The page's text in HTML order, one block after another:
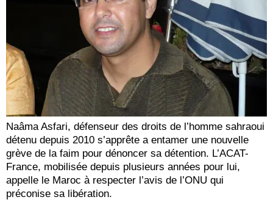
Naâma Asfari, défenseur des droits de l’homme sahraoui
détenu depuis 2010 s’apprête a entamer une nouvelle
grève de la faim pour dénoncer sa détention. L’ACAT-
France, mobilisée depuis plusieurs années pour lui,
appelle le Maroc à respecter l’avis de l’ONU qui
préconise sa libération.